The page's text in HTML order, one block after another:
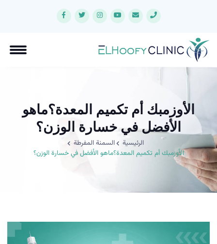
الأوزمبك أم تكميم المعدة؟ماهو
الأفضل في خسارة الوزن؟
الرئيسية
السمنة المفرطة
الأوزمبك أم تكميم المعدة؟ماهو الأفضل في خسارة الوزن؟